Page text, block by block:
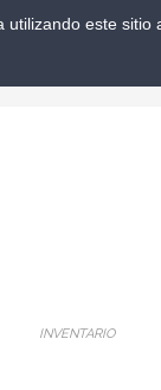
INVENTARIO
este sitio